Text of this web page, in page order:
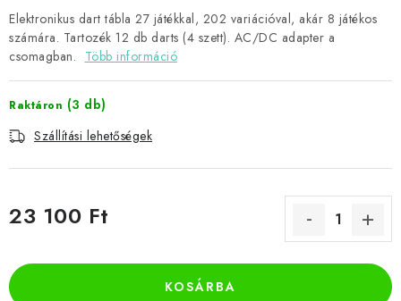
AJÁNDÉKUTALVÁNYOK
Elérhetőségek Vásárlási útmutató
Elektronikus dart tábla 27 játékkal, 202 variációval, akár 8 játékos
számára. Tartozék 12 db darts (4 szett). AC/DC adapter a
csomagban. Több információ
Raktáron (3 db)
Szállítási lehetőségek
23 100 Ft
KOSÁRBA